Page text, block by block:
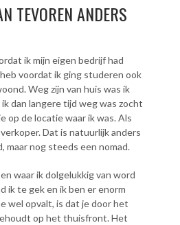
TEVOREN ANDERS
ik mijn eigen bedrijf had
voordat ik ging studeren ook
Weg zijn van huis was ik
dan langere tijd weg was zocht
op de locatie waar ik was. Als
Dat is natuurlijk anders
maar nog steeds een nomad.
waar ik dolgelukkig van word
ik te gek en ik ben er enorm
wel opvalt, is dat je door het
op het thuisfront. Het